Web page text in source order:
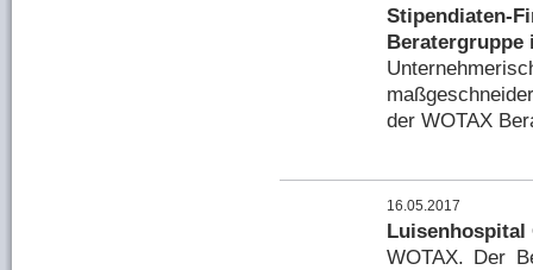
Beratergruppe
der WOTAX
16.05.2017
Luisenhospital
WOTAX. Der